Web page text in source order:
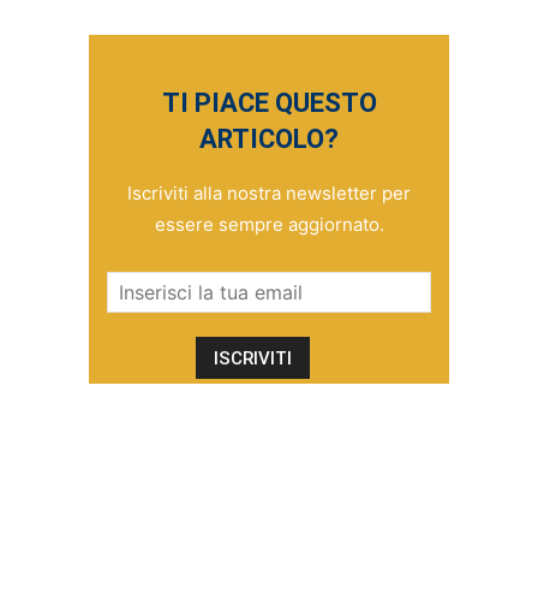
TI PIACE QUESTO
ARTICOLO?
Iscriviti alla nostra newsletter per
essere sempre aggiornato.